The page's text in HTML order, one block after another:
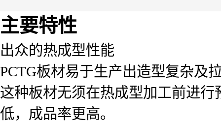
主要特性
出众的热成型性能
PCTG板材易于生产出造型复杂及
这种板材无须在热成型加工前进
低，成品率更高。